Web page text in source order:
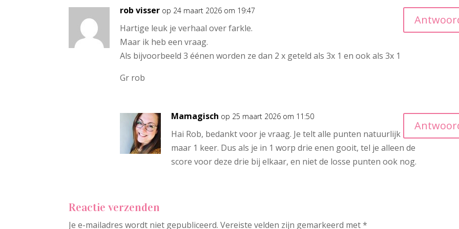
rob visser op 24 maart 2026 om 19:47
Hartige leuk je verhaal over farkle.
Maar ik heb een vraag.
Als bijvoorbeeld 3 éénen worden ze dan 2 x geteld als 3x 1 en ook als 3x 1
Gr rob
Mamagisch op 25 maart 2026 om 11:50
Hai Rob, bedankt voor je vraag. Je telt alle punten natuurlijk
maar 1 keer. Dus als je in 1 worp drie enen gooit, tel je alleen de
score voor deze drie bij elkaar, en niet de losse punten ook nog.
Reactie verzenden
Je e-mailadres wordt niet gepubliceerd. Vereiste velden zijn gemarkeerd met*